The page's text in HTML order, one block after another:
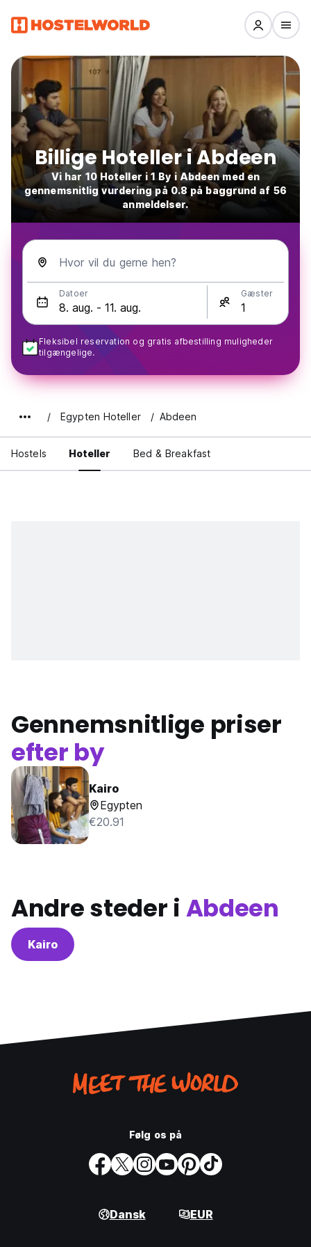
Billige Hoteller i Abdeen
Vi har 10 Hoteller i 1 By i Abdeen med en
gennemsnitlig vurdering på 0.8 på baggrund af 56
anmeldelser.
Hvor vil du gerne hen?
Datoer Gæster
Fleksibel reservation og gratis afbestilling muligheder
tilgængelige.
Egypten Hoteller Abdeen
Hostels Hoteller Bed & Breakfast
Gennemsnitlige priser
efter by
Kairo
Egypten
€20.91
Andre steder i Abdeen
Kairo
Følg os på
Dansk EUR